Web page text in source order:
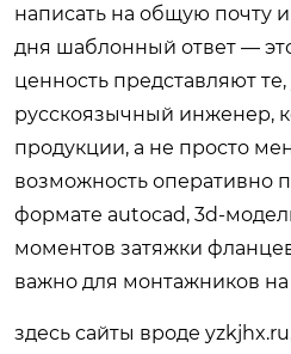
написать на общую почту
дня шаблонный ответ —
ценность представляют те,
русскоязычный инженер,
продукции, а не просто
возможность оперативно
формате autocad, 3d-
моментов затяжки
важно для монтажников на
здесь сайты вроде yzkjhx.ru